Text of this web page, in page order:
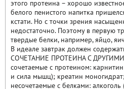
этого протеина – хорошо
белого пенистого напитка
кстати. Но с точки зрения
недостаточно. Поэтому в первую
твердые белки, например, яйцо,
В идеале завтрак должен
СОЧЕТАНИЕ ПРОТЕИНА С
сочетаемые с протеином:
и сила мышц); креатин
несочетаемые с белками: алкоголь